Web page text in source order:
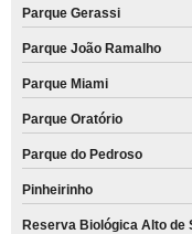
quanto custa cartucho para
remanufatura de cartucho
quanto custa remanufatura
remanufatura de cartucho
Parque Gerassi
Parque João Ramalho
Parque Miami
Parque Oratório
Parque do Pedroso
Pinheirinho
Reserva Biológica Alto de